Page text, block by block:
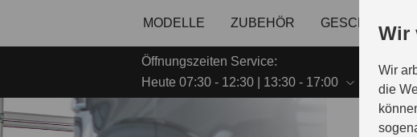
Wir
Wir
die
MODELLE ZUBEHÖR
Öffnungszeiten Service:
Heute 07:30 - 12:30 | 13:30 - 17:00